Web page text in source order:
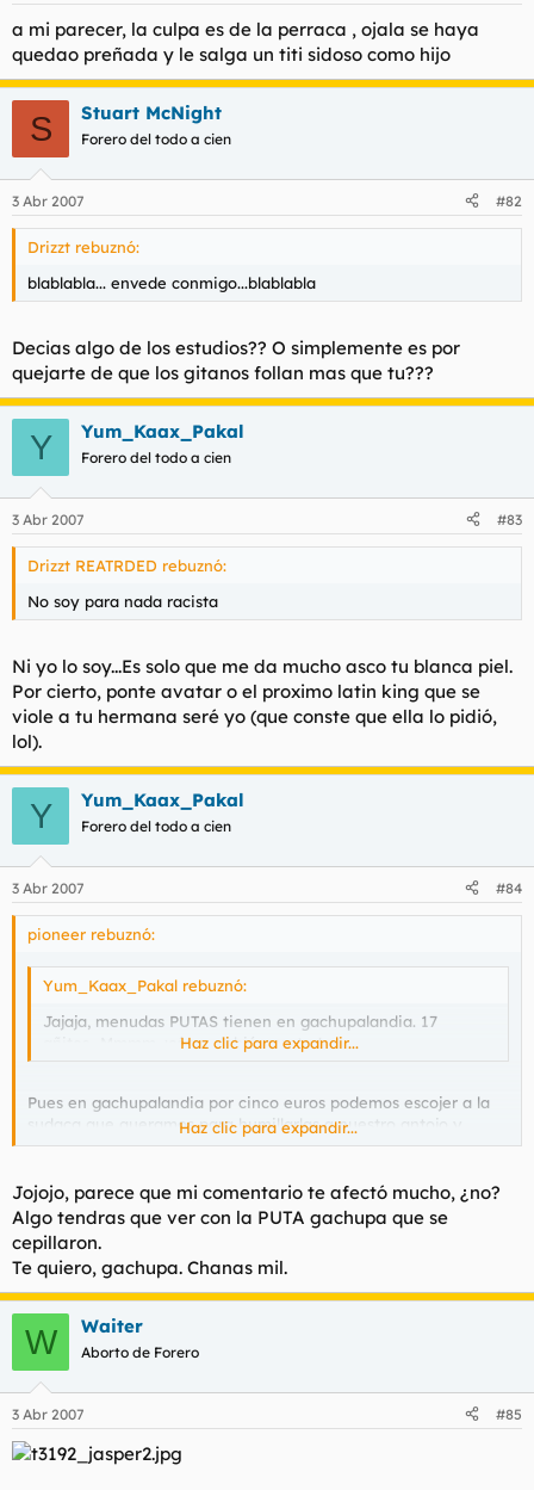
a mi parecer, la culpa es de la perraca , ojala se haya
quedao preñada y le salga un titi sidoso como hijo
S Stuart McNight
Forero del todo a cien
3 Abr 2007 #82
Drizzt rebuznó:
blablabla... envede conmigo...blablabla
Decias algo de los estudios?? O simplemente es por
quejarte de que los gitanos follan mas que tu???
Y Yum_Kaax_Pakal
Forero del todo a cien
3 Abr 2007 #83
Drizzt REATRDED rebuznó:
No soy para nada racista
Ni yo lo soy...Es solo que me da mucho asco tu blanca piel.
Por cierto, ponte avatar o el proximo latin king que se
viole a tu hermana seré yo (que conste que ella lo pidió,
lol).
Y Yum_Kaax_Pakal
Forero del todo a cien
3 Abr 2007 #84
pioneer rebuznó:
Yum_Kaax_Pakal rebuznó:
Jajaja, menudas PUTAS tienen en gachupalandia. 17
añitos...Mmmm, ¡cómo debió apretar!
Haz clic para expandir...
Pues en gachupalandia por cinco euros podemos escojer a la
sudaca que queramos para humillarlas a nuestro antojo y
reventarles todos sus orificios. Probablemente alguna de ellas
futuro mejor que en su pais de mierda :D
Eso si, muy estrechas no son, las hijas de mona. :?
Haz clic para expandir...
Jojojo, parece que mi comentario te afectó mucho, ¿no?
Algo tendras que ver con la PUTA gachupa que se
cepillaron.
Te quiero, gachupa. Chanas mil.
W Waiter
Aborto de Forero
3 Abr 2007 #85